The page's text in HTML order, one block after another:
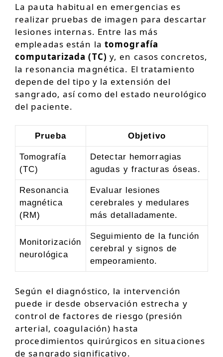
La pauta habitual en emergencias es
realizar pruebas de imagen para descartar
lesiones internas. Entre las más
empleadas están la tomografía
computarizada (TC) y, en casos concretos,
la resonancia magnética. El tratamiento
depende del tipo y la extensión del
sangrado, así como del estado neurológico
del paciente.
Prueba Objetivo
Tomografía
(TC)
Detectar hemorragias
agudas y fracturas óseas.
Resonancia
magnética
(RM)
Evaluar lesiones
cerebrales y medulares
más detalladamente.
Monitorización
neurológica
Seguimiento de la función
cerebral y signos de
empeoramiento.
Según el diagnóstico, la intervención
puede ir desde observación estrecha y
control de factores de riesgo (presión
arterial, coagulación) hasta
procedimientos quirúrgicos en situaciones
de sangrado significativo.